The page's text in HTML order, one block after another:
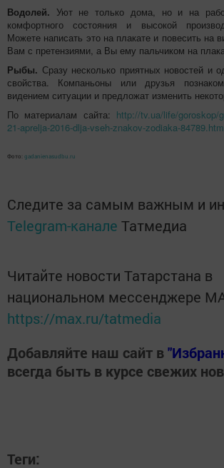
Водолей. Уют не только дома, но и на
комфортного состояния и высокой
Можете написать это на плакате и повесить
Вам с претензиями, а Вы ему пальчиком на
Рыбы. Сразу несколько приятных новостей и
свойства. Компаньоны или друзья
видением ситуации и предложат изменить
По материалам сайта: http://tv.ua/life/goroskop/
21-aprelja-2016-dlja-vseh-znakov-zodiaka-
Фото: gadanienasudbu.ru
Следите за самым важным и
Telegram-канале Татмедиа
Читайте новости Татарстана в
национальном мессенджере
https://max.ru/tatmedia
Добавляйте наш сайт в
всегда быть в курсе свежих
Теги: